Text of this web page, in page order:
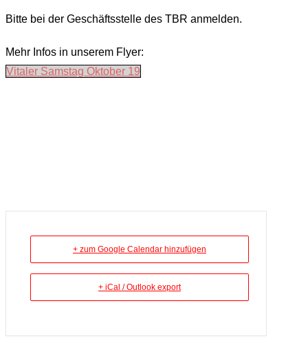
Bitte bei der Geschäftsstelle des TBR anmelden.
Mehr Infos in unserem Flyer:
Vitaler Samstag Oktober 19
+ zum Google Calendar hinzufügen
+ iCal / Outlook export